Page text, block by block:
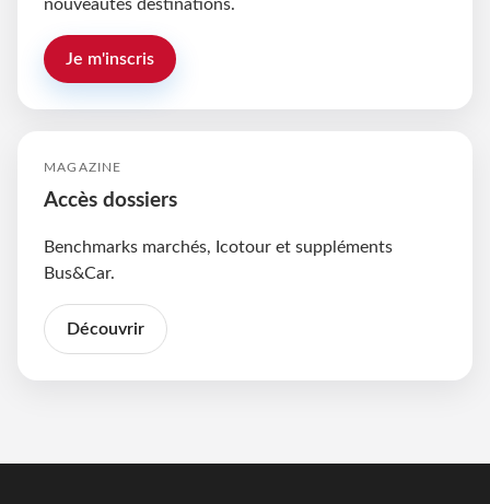
nouveautés destinations.
Je m'inscris
MAGAZINE
Accès dossiers
Benchmarks marchés, Icotour et suppléments
Bus&Car.
Découvrir